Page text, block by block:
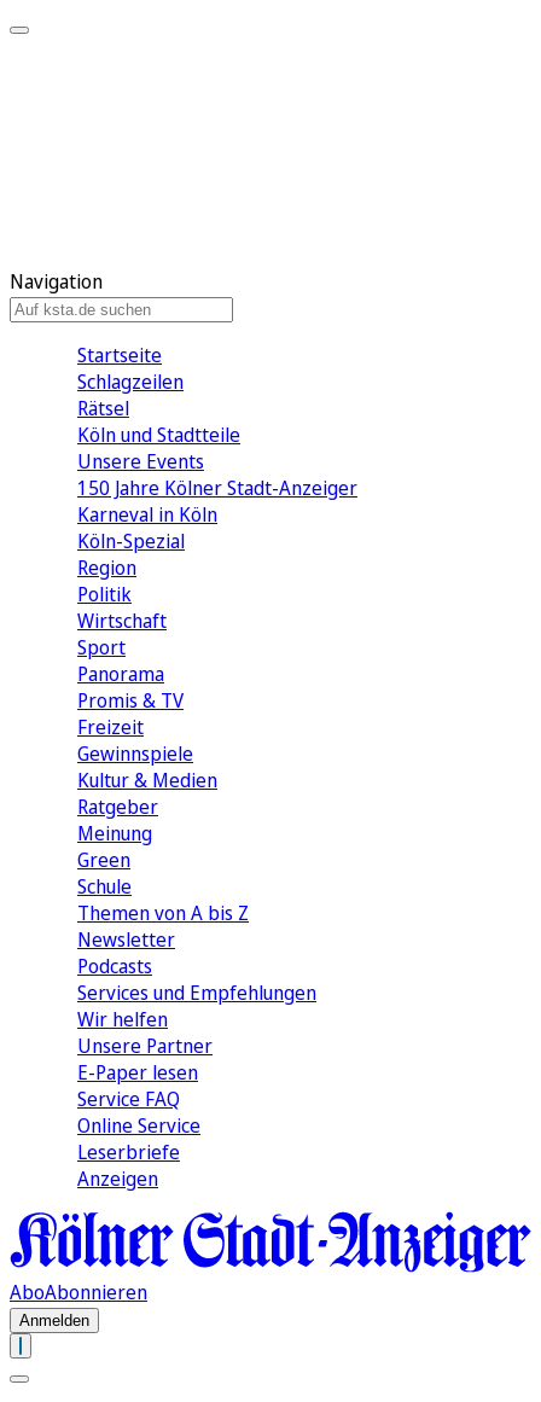
Navigation
Startseite
Schlagzeilen
Rätsel
Köln und Stadtteile
Unsere Events
150 Jahre Kölner Stadt-Anzeiger
Karneval in Köln
Köln-Spezial
Region
Politik
Wirtschaft
Sport
Panorama
Promis & TV
Freizeit
Gewinnspiele
Kultur & Medien
Ratgeber
Meinung
Green
Schule
Themen von A bis Z
Newsletter
Podcasts
Services und Empfehlungen
Wir helfen
Unsere Partner
E-Paper lesen
Service FAQ
Online Service
Leserbriefe
Anzeigen
AboAbonnieren
Anmelden